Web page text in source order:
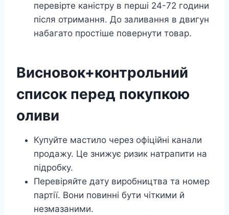
перевірте каністру в перші 24-72 години
після отримання. До заливання в двигун
набагато простіше повернути товар.
Висновок+контрольний
список перед покупкою
оливи
Купуйте мастило через офіційні канали
продажу. Це знижує ризик натрапити на
підробку.
Перевіряйте дату виробництва та номер
партії. Вони повинні бути чіткими й
незмазаними.